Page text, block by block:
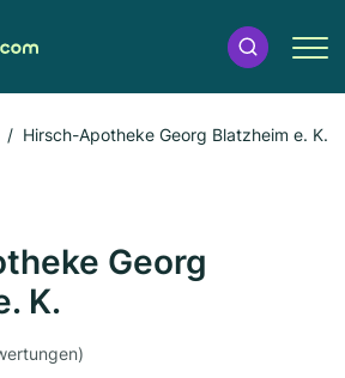
Hirsch-Apotheke Georg Blatzheim e. K.
Georg
K.